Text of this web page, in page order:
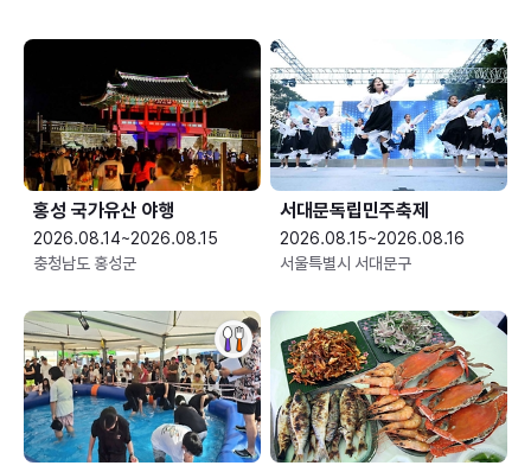
홍성 국가유산 야행
2026.08.14~2026.08.15
충청남도 홍성군
서대문독립민주축제
2026.08.15~2026.08.16
서울특별시 서대문구